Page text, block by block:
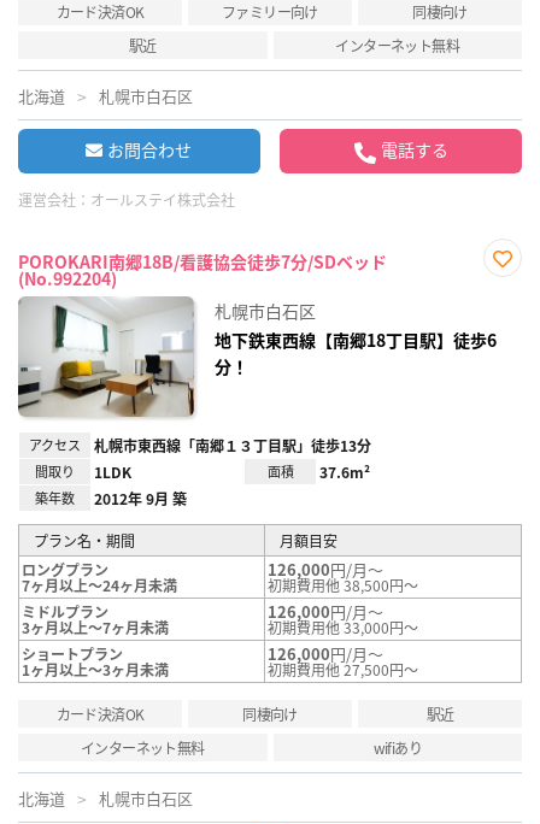
カード決済OK ファミリー向け
同棲向け
駅近
インターネット無料
北海道 札幌市白石区
お問合わせ 電話する
運営会社： オールステイ株式会社
POROKARI南郷18B/看護協会徒歩7分/SDベッド
(No.992204)
録
札幌市白石区
地下鉄東西線【南郷18丁目駅】徒歩6
分！
アクセス 札幌市東西線「南郷１３丁目駅」徒歩13分
間取り 1LDK 面積 37.6m²
築年数 2012年 9月 築
プラン名・期間
月額目安
ロングプラン
7ヶ月以上～24ヶ月未満
126,000円/月～
初期費用他 38,500円～
ミドルプラン
3ヶ月以上～7ヶ月未満
126,000円/月～
初期費用他 33,000円～
ショートプラン
1ヶ月以上～3ヶ月未満
126,000円/月～
初期費用他 27,500円～
カード決済OK 同棲向け
駅近
インターネット無料
wifiあり
北海道 札幌市白石区